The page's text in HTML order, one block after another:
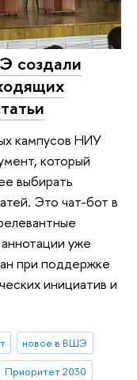
создали
кампусов НИУ
который
выбирать
Это чат-бот в
уже
при поддержке
инициатив и
новое в ВШЭ
Приоритет 2030